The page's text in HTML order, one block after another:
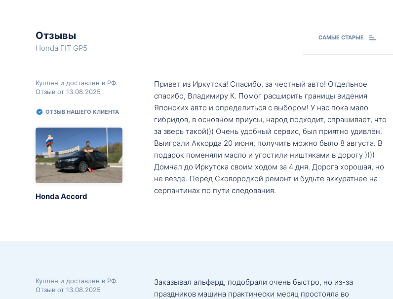
Отзывы
Honda FIT GP5
САМЫЕ СТАРЫЕ
Куплен и доставлен в РФ.
Отзыв от 13.08.2025
ОТЗЫВ НАШЕГО КЛИЕНТА
Honda Accord
Привет из Иркутска! Спасибо, за честный авто! Отдельное
спасибо, Владимиру К. Помог расширить границы видения
Японских авто и определиться с выбором! У нас пока мало
гибридов, в основном приусы, народ подходит, спрашивает, что
за зверь такой))) Очень удобный сервис, был приятно удивлён.
Выиграли Аккорда 20 июня, получить можно было 8 августа. В
подарок поменяли масло и угостили ништяками в дорогу ))))
Домчал до Иркутска своим ходом за 4 дня. Дорога хорошая, но
не везде. Перед Сковородкой ремонт и будьте аккуратнее на
серпантинах по пути следования.
Куплен и доставлен в РФ.
Отзыв от 13.08.2025
Заказывал альфард, подобрали очень быстро, но из-за
праздников машина практически месяц простояла во